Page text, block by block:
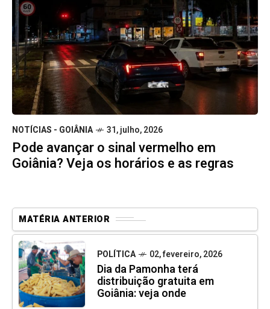
NOTÍCIAS - GOIÂNIA 31, julho, 2026
Pode avançar o sinal vermelho em
Goiânia? Veja os horários e as regras
MATÉRIA ANTERIOR
POLÍTICA 02, fevereiro, 2026
Dia da Pamonha terá
distribuição gratuita em
Goiânia: veja onde